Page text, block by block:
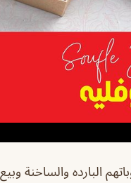
البارده والساخنة